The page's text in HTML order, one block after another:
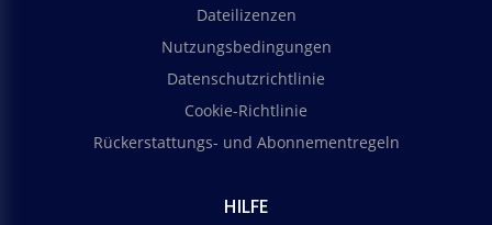
Dateilizenzen
Nutzungsbedingungen
Datenschutzrichtlinie
Cookie-Richtlinie
Rückerstattungs- und Abonnementregeln
HILFE